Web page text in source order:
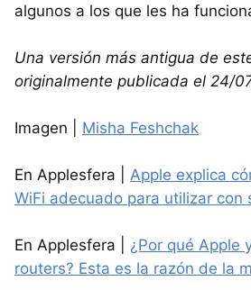
algunos a los que les ha
Una versión más antigua de
originalmente publicada el 24/
Imagen | Misha Feshchak
En Applesfera | Apple explica
WiFi adecuado para utilizar con
En Applesfera | ¿Por qué Apple
routers? Esta es la razón de la